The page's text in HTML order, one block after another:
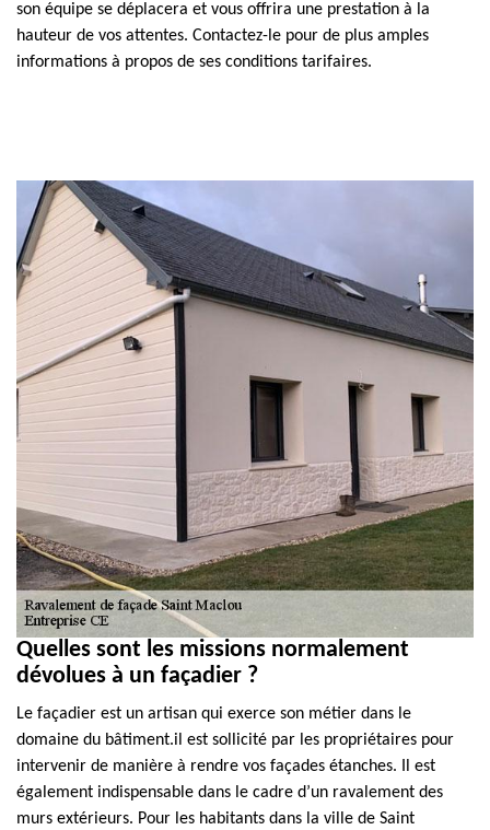
son équipe se déplacera et vous offrira une prestation à la
hauteur de vos attentes. Contactez-le pour de plus amples
informations à propos de ses conditions tarifaires.
Quelles sont les missions normalement
dévolues à un façadier ?
Le façadier est un artisan qui exerce son métier dans le
domaine du bâtiment.il est sollicité par les propriétaires pour
intervenir de manière à rendre vos façades étanches. Il est
également indispensable dans le cadre d’un ravalement des
murs extérieurs. Pour les habitants dans la ville de Saint